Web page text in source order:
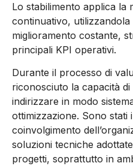
Lo stabilimento applica la
continuativo,
miglioramento costante,
principali KPI operativi.
Durante il processo di
riconosciuto la capacità
indirizzare in modo
ottimizzazione. Sono
coinvolgimento
soluzioni tecniche
progetti, soprattutto in